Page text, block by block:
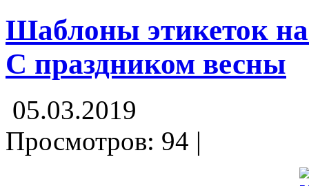
Шаблоны этикеток
С праздником весны
05.03.2019
Просмотров: 94 |